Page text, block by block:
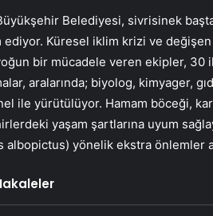
Belediyesi, sivrisinek
ediyor. Küresel iklim krizi ve
bir mücadele veren ekipler, 30
aralarında; biyolog, kimyager,
ile yürütülüyor. Hamam böceği,
yaşam şartlarına uyum
albopictus) yönelik ekstra önlemler